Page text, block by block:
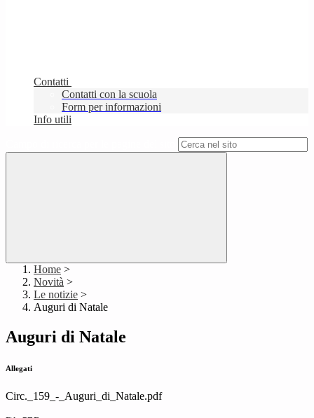
Contatti
Contatti con la scuola
Form per informazioni
Info utili
Home >
Novità >
Le notizie >
Auguri di Natale
Auguri di Natale
Allegati
Circ._159_-_Auguri_di_Natale.pdf